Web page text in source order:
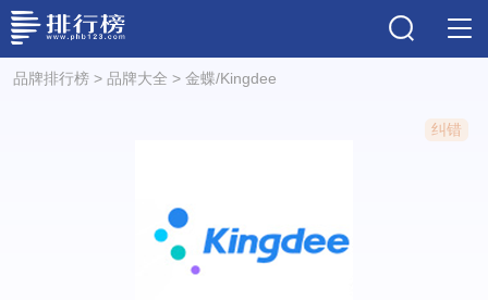
品牌排行榜> 品牌大全 > 金蝶/Kingdee
纠错